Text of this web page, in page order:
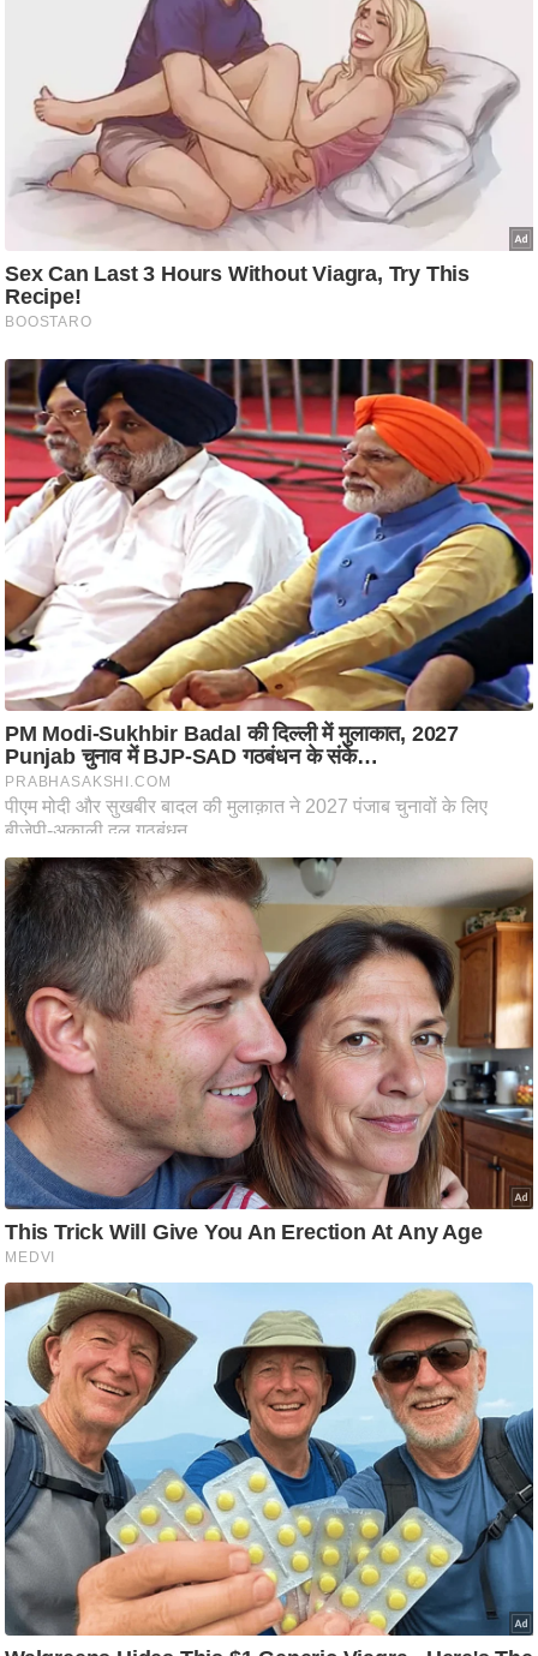
ण
स
सा
यि
क
मा
भू
मि
स्तं
भ
ए
म
.
आ
र
आ
ई
.
चा
य
प
स
मी
क्षा
ध
र्म
ज्यो
ति
ष
प्र
भु
म
हि
मा
/
ध
र्म
स्थ
ल
व्र
त
त्यो
हा
र